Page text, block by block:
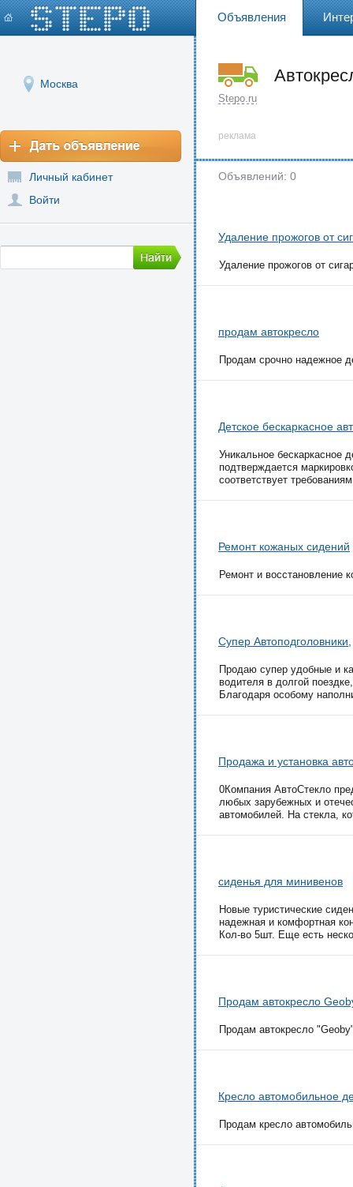
Объявления
Москва
Личный кабинет
Войти
Stepo.ru
реклама
Объявлений: 0
Удаление прожогов от
Удаление прожогов от
продам автокресло
Продам срочно надежное
Детское бескаркасное
Уникальное бескаркасное
подтверждается
соответствует
Ремонт кожаных сидений
Ремонт и восстановление
Супер Автоподголовники,
Продаю супер удобные и
водителя в долгой
Благодаря особому
Продажа и установка
0Компания АвтоСтекло
любых зарубежных и
автомобилей. На стекла,
сиденья для минивенов
Новые туристические
надежная и комфортная
Кол-во 5шт. Еще есть
Продам автокресло
Продам автокресло
Кресло автомобильное
Продам кресло